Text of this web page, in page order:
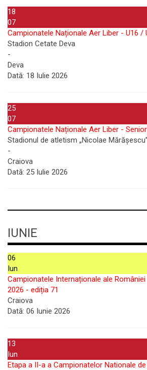
18
07
Campionatele Naționale Aer Liber - U16 /
Stadion Cetate Deva
-
Deva
Dată: 18 Iulie 2026
25
07
Campionatele Naționale Aer Liber -
Stadionul de atletism „Nicolae
-
Craiova
Dată: 25 Iulie 2026
IUNIE
06
Iun
Campionatele Internaționale ale
2026 - ediția 71
Craiova
Dată: 06 Iunie 2026
13
Iun
Etapa a II-a a Campionatelor Nationale